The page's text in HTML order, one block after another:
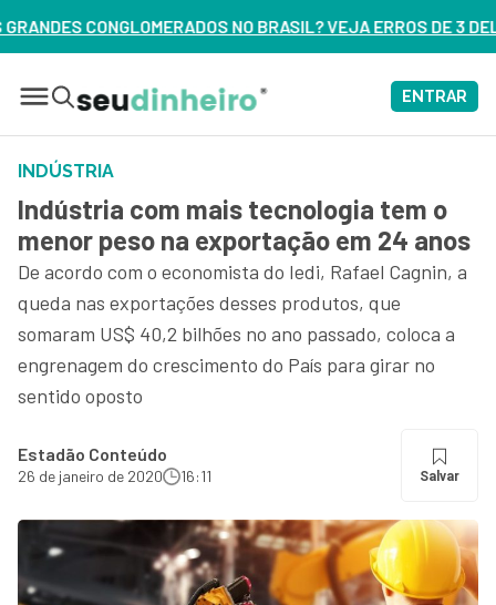
NO BRASIL? VEJA ERROS DE 3 DELES – ASSISTA AGORA
ENTRAR
INDÚSTRIA
Indústria com mais tecnologia tem o
menor peso na exportação em 24 anos
De acordo com o economista do Iedi, Rafael Cagnin, a
queda nas exportações desses produtos, que
somaram US$ 40,2 bilhões no ano passado, coloca a
engrenagem do crescimento do País para girar no
sentido oposto
Estadão Conteúdo
26 de janeiro de 2020 16:11 Salvar